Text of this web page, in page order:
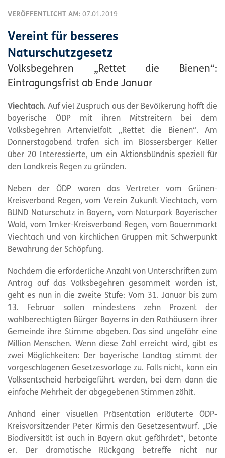
VERÖFFENTLICHT AM: 07.01.2019
Vereint für besseres
Naturschutzgesetz
Volksbegehren „Rettet die Bienen“:
Eintragungsfrist ab Ende Januar
Viechtach. Auf viel Zuspruch aus der Bevölkerung hofft die
bayerische ÖDP mit ihren Mitstreitern bei dem
Volksbegehren Artenvielfalt „Rettet die Bienen“. Am
Donnerstagabend trafen sich im Blossersberger Keller
über 20 Interessierte, um ein Aktionsbündnis speziell für
den Landkreis Regen zu gründen.
Neben der ÖDP waren das Vertreter vom Grünen-
Kreisverband Regen, vom Verein Zukunft Viechtach, vom
BUND Naturschutz in Bayern, vom Naturpark Bayerischer
Wald, vom Imker-Kreisverband Regen, vom Bauernmarkt
Viechtach und von kirchlichen Gruppen mit Schwerpunkt
Bewahrung der Schöpfung.
Nachdem die erforderliche Anzahl von Unterschriften zum
Antrag auf das Volksbegehren gesammelt worden ist,
geht es nun in die zweite Stufe: Vom 31. Januar bis zum
13. Februar sollen mindestens zehn Prozent der
wahlberechtigten Bürger Bayerns in den Rathäusern ihrer
Gemeinde ihre Stimme abgeben. Das sind ungefähr eine
Million Menschen. Wenn diese Zahl erreicht wird, gibt es
zwei Möglichkeiten: Der bayerische Landtag stimmt der
vorgeschlagenen Gesetzesvorlage zu. Falls nicht, kann ein
Volksentscheid herbeigeführt werden, bei dem dann die
einfache Mehrheit der abgegebenen Stimmen zählt.
Anhand einer visuellen Präsentation erläuterte ÖDP-
Kreisvorsitzender Peter Kirmis den Gesetzesentwurf. „Die
Biodiversität ist auch in Bayern akut gefährdet“, betonte
er. Der dramatische Rückgang betreffe nicht nur